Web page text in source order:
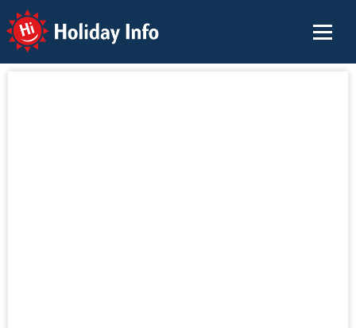
Holiday Info